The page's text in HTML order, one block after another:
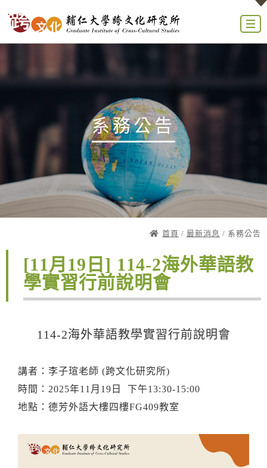
系務公告
首頁 / 最新消息 / 系務公告
[11月19日] 114-2海外華語教
學實習行前說明會
114-2海外華語教學實習行前說明會
講者：李子瑄老師 (跨文化研究所)
時間：2025年11月19日 下午13:30-15:00
地點：德芳外語大樓四樓FG409教室